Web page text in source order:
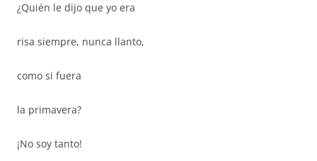
¿Quién le dijo que yo era
risa siempre, nunca llanto,
como si fuera
la primavera?
¡No soy tanto!